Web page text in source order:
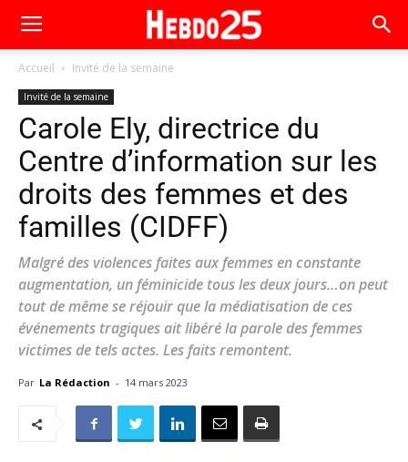
Accueil Invité de la semaine
Invité de la semaine
Carole Ely, directrice du
Centre d’information sur les
droits des femmes et des
familles (CIDFF)
Malgré des violences faites aux femmes en constante
augmentation, un féminicide tous les deux jours…on peut
tout de même se réjouir que la médiatisation de ces
événements tragiques ait libéré la parole des femmes
victimes de tels actes. Les faits remontent.
Par La Rédaction - 14 mars 2023